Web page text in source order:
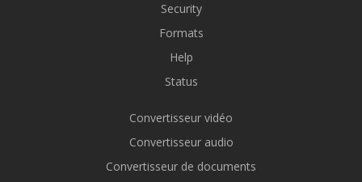
Security
Formats
Help
Status
Convertisseur vidéo
Convertisseur audio
Convertisseur de documents